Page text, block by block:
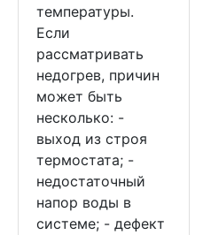
температуры.
Если
рассматривать
недогрев, причин
может быть
несколько: -
выход из строя
термостата; -
недостаточный
напор воды в
системе; - дефект